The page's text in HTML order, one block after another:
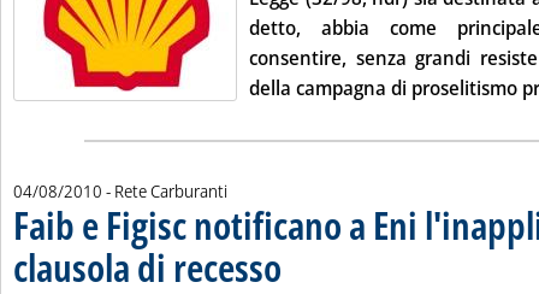
detto, abbia come
consentire, senza grandi
della campagna di proselitismo
04/08/2010 - Rete Carburanti
Faib e Figisc notificano a Eni
clausola di recesso . Sottotitolo: Fegica: nuovo passo
. Pubblicata mercoledì 04 agosto 2010 alle